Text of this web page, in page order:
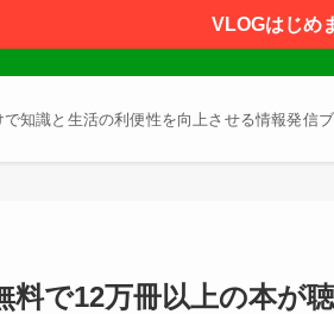
VLOGはじめ
で知識と生活の利便性を向上させる情報発信
料で12万冊以上の本